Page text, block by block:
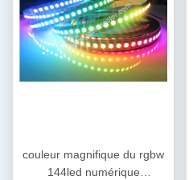
couleur magnifique du rgbw
144led numérique